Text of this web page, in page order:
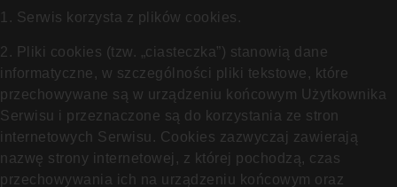
1. Serwis korzysta z plików cookies.
2. Pliki cookies (tzw. „ciasteczka”) stanowią dane
informatyczne, w szczególności pliki tekstowe, które
przechowywane są w urządzeniu końcowym Użytkownika
Serwisu i przeznaczone są do korzystania ze stron
internetowych Serwisu. Cookies zazwyczaj zawierają
nazwę strony internetowej, z której pochodzą, czas
przechowywania ich na urządzeniu końcowym oraz